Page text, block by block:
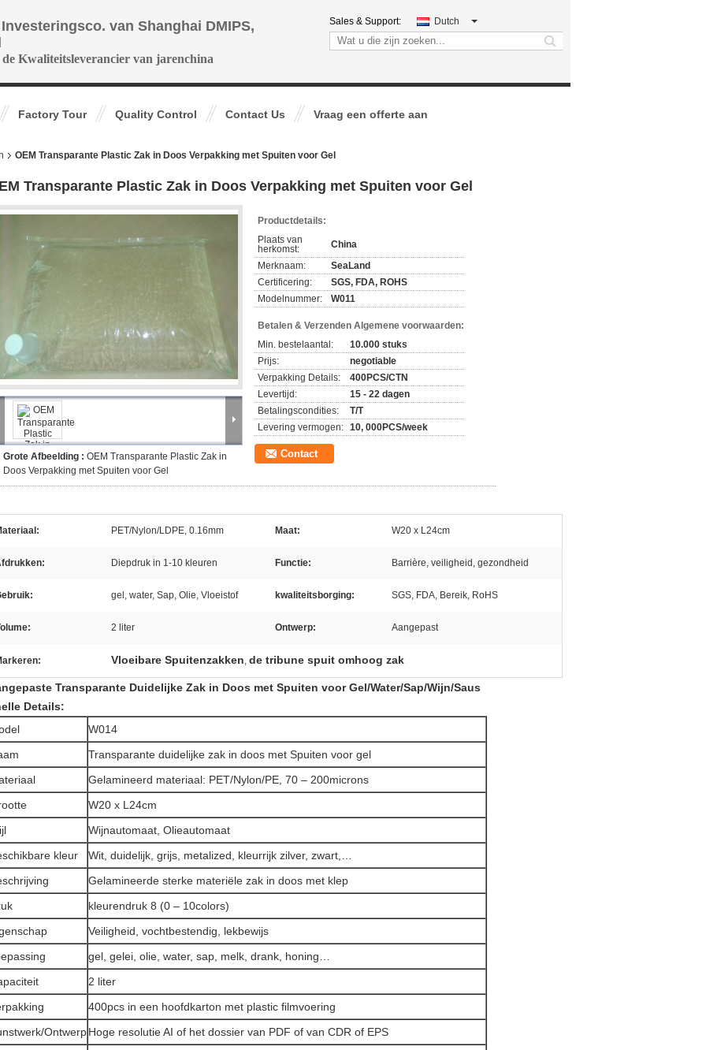
Investeringsco. van Shanghai DMIPS,
de Kwaliteitsleverancier van jarenchina
Sales & Support: Dutch
search
Factory Tour Quality Control Contact Us Vraag een offerte aan
OEM Transparante Plastic Zak in Doos Verpakking met Spuiten voor Gel
Transparante Plastic Zak in Doos Verpakking met Spuiten voor Gel
Grote Afbeelding : OEM Transparante Plastic Zak in
Doos Verpakking met Spuiten voor Gel
Productdetails:
Plaats van
herkomst:
China
Merknaam:
SeaLand
Certificering:
SGS, FDA, ROHS
Modelnummer:
W011
Betalen & Verzenden Algemene voorwaarden:
Min. bestelaantal:
10.000 stuks
Prijs:
negotiable
Verpakking Details:
400PCS/CTN
Levertijd:
15 - 22 dagen
Betalingscondities:
T/T
Levering vermogen: 10, 000PCS/week
Contact
PET/Nylon/LDPE, 0.16mm Maat: W20 x L24cm
Diepdruk in 1-10 kleuren Functie: Barrière, veiligheid, gezondheid
gel, water, Sap, Olie, Vloeistof kwaliteitsborging: SGS, FDA, Bereik, RoHS
2 liter Ontwerp: Aangepast
Vloeibare Spuitenzakken, de tribune spuit omhoog zak
Transparante Duidelijke Zak in Doos met Spuiten voor Gel/Water/Sap/Wijn/Saus
Details:
W014
Transparante duidelijke zak in doos met Spuiten voor gel
Gelamineerd materiaal: PET/Nylon/PE, 70 – 200microns
W20 x L24cm
Wijnautomaat, Olieautomaat
kleur
Wit, duidelijk, grijs, metalized, kleurrijk zilver, zwart,…
Gelamineerde sterke materiële zak in doos met klep
kleurendruk 8 (0 – 10colors)
Veiligheid, vochtbestendig, lekbewijs
gel, gelei, olie, water, sap, melk, drank, honing…
2 liter
400pcs in een hoofdkarton met plastic filmvoering
OntwerpHoge resolutie AI of het dossier van PDF of van CDR of EPS